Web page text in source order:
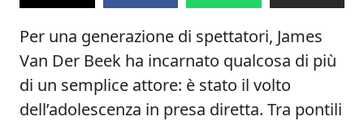
Per una generazione di spettatori, James
Van Der Beek ha incarnato qualcosa di più
di un semplice attore: è stato il volto
dell’adolescenza in presa diretta. Tra pontili